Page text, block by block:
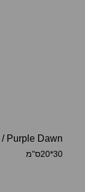
Purple Dawn
/
30*20ס"מ